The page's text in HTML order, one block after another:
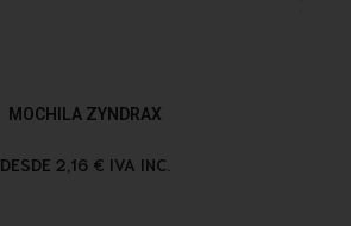
MOCHILA ZYNDRAX
DESDE 2,16 € IVA INC.